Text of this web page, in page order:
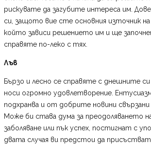
рискувате да загубите интереса им.
си, защото вие сте основния източник
който зависи решението им и ще
справяте по-леко с тях.
Лъв
Бързо и лесно се справяте с днешните си
носи огромно удовлетворение.
подхранва и от добрите новини свързани
Може би става дума за преодоляването
заболяване или пък успех, постигнат с
двата случая ви предстои да